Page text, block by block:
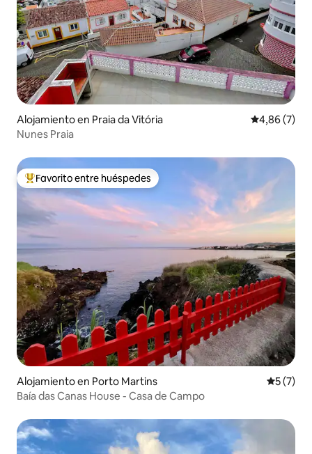
Alojamiento en Praia da Vitória Calificación
4,86 (7)
Nunes Praia
Favorito entre los huéspedes más destacados
Favorito entre huéspedes
Alojamiento en Porto Martins
5 (7)
Baía das Canas House - Casa de Campo